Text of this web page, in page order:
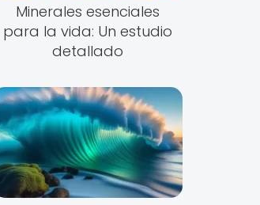
Minerales esenciales
para la vida: Un estudio
detallado